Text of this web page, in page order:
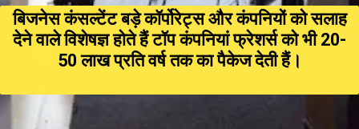
बिजनेस कंसल्टेंट बड़े कॉर्पोरेट्स और कंपनियों को सलाह
देने वाले विशेषज्ञ होते हैं टॉप कंपनियां फ्रेशर्स को भी ₹20-
₹50 लाख प्रति वर्ष तक का पैकेज देती हैं।